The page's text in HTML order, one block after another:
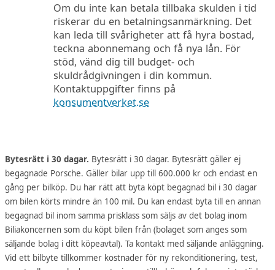
Om du inte kan betala tillbaka skulden i tid
riskerar du en betalningsanmärkning. Det
kan leda till svårigheter att få hyra bostad,
teckna abonnemang och få nya lån. För
stöd, vänd dig till budget- och
skuldrådgivningen i din kommun.
Kontaktuppgifter finns på
konsumentverket.se
Bytesrätt i 30 dagar. Bytesrätt i 30 dagar. Bytesrätt gäller ej
begagnade Porsche. Gäller bilar upp till 600.000 kr och endast en
gång per bilköp. Du har rätt att byta köpt begagnad bil i 30 dagar
om bilen körts mindre än 100 mil. Du kan endast byta till en annan
begagnad bil inom samma prisklass som säljs av det bolag inom
Biliakoncernen som du köpt bilen från (bolaget som anges som
säljande bolag i ditt köpeavtal). Ta kontakt med säljande anläggning.
Vid ett bilbyte tillkommer kostnader för ny rekonditionering, test,